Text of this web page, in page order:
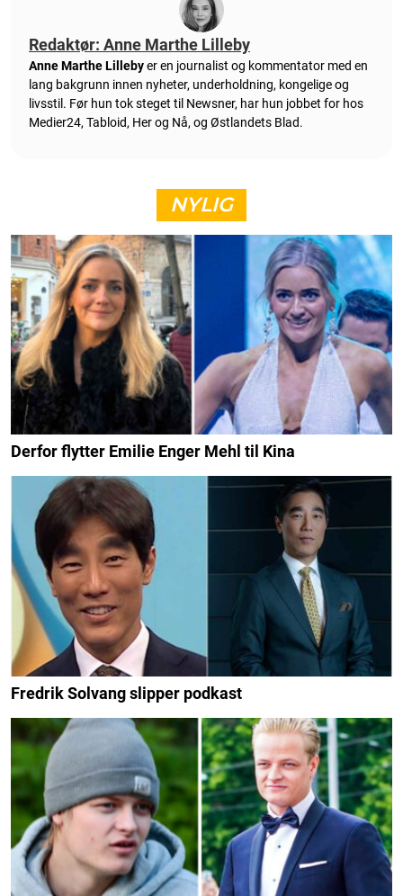
Redaktør: Anne Marthe Lilleby
Anne Marthe Lillebyer en journalist og kommentator med en
lang bakgrunn innen nyheter, underholdning, kongelige og
livsstil. Før hun tok steget til Newsner, har hun jobbet for hos
Medier24, Tabloid, Her og Nå, og Østlandets Blad.
NYLIG
Derfor flytter Emilie Enger Mehl til Kina
Fredrik Solvang slipper podkast